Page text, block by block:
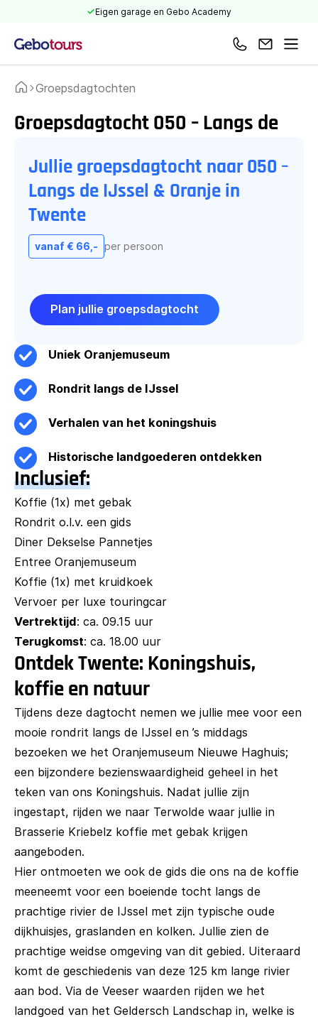
Eigen garage en Gebo Academy
Bel onsMail ons
HomeGroepsdagtochten
Groepsdagtocht 050 – Langs de
Jullie groepsdagtocht naar 050 –
Langs de IJssel & Oranje in
Twente
vanaf € 66,- per persoon
Plan jullie groepsdagtocht
Uniek Oranjemuseum
Rondrit langs de IJssel
Verhalen van het koningshuis
Historische landgoederen ontdekken
Inclusief:
Koffie (1x) met gebak
Rondrit o.l.v. een gids
Diner Dekselse Pannetjes
Entree Oranjemuseum
Koffie (1x) met kruidkoek
Vervoer per luxe touringcar
Vertrektijd: ca. 09.15 uur
Terugkomst: ca. 18.00 uur
Ontdek Twente: Koningshuis,
koffie en natuur
Tijdens deze dagtocht nemen we jullie mee voor een
mooie rondrit langs de IJssel en ’s middags
bezoeken we het Oranjemuseum Nieuwe Haghuis;
een bijzondere bezienswaardigheid geheel in het
teken van ons Koningshuis. Nadat jullie zijn
ingestapt, rijden we naar Terwolde waar jullie in
Brasserie Kriebelz koffie met gebak krijgen
aangeboden.
Hier ontmoeten we ook de gids die ons na de koffie
meeneemt voor een boeiende tocht langs de
prachtige rivier de IJssel met zijn typische oude
dijkhuisjes, graslanden en kolken. Jullie zien de
prachtige weidse omgeving van dit gebied. Uiteraard
komt de geschiedenis van deze 125 km lange rivier
aan bod. Via de Veeser waarden rijden we het
landgoed van het Geldersch Landschap in, welke is